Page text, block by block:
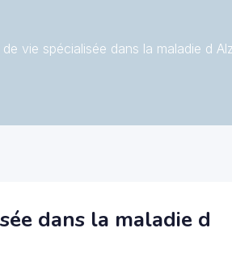
vie spécialisée dans la maladie d
dans la maladie d